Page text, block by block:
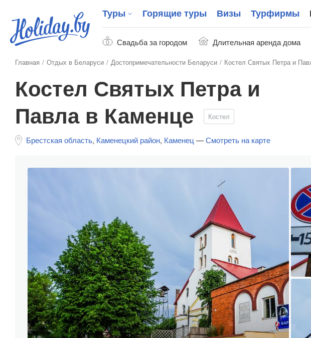
Свадьба за городом Длительная аренда дома
Туры Горящие туры Визы Турфирмы
Главная Отдых в Беларуси Достопримечательности Беларуси Костел Святых Петра и
Костел Святых Петра и
Павла в Каменце
Костел
Брестская область, Каменецкий район, Каменец —Смотреть на карте